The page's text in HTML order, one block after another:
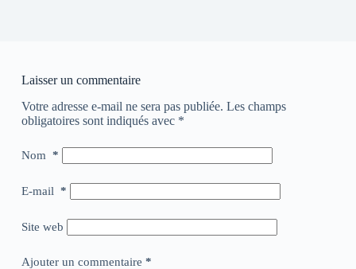
Laisser un commentaire
Votre adresse e-mail ne sera pas publiée. Les champs
obligatoires sont indiqués avec *
Nom *
E-mail *
Site web
Ajouter un commentaire *